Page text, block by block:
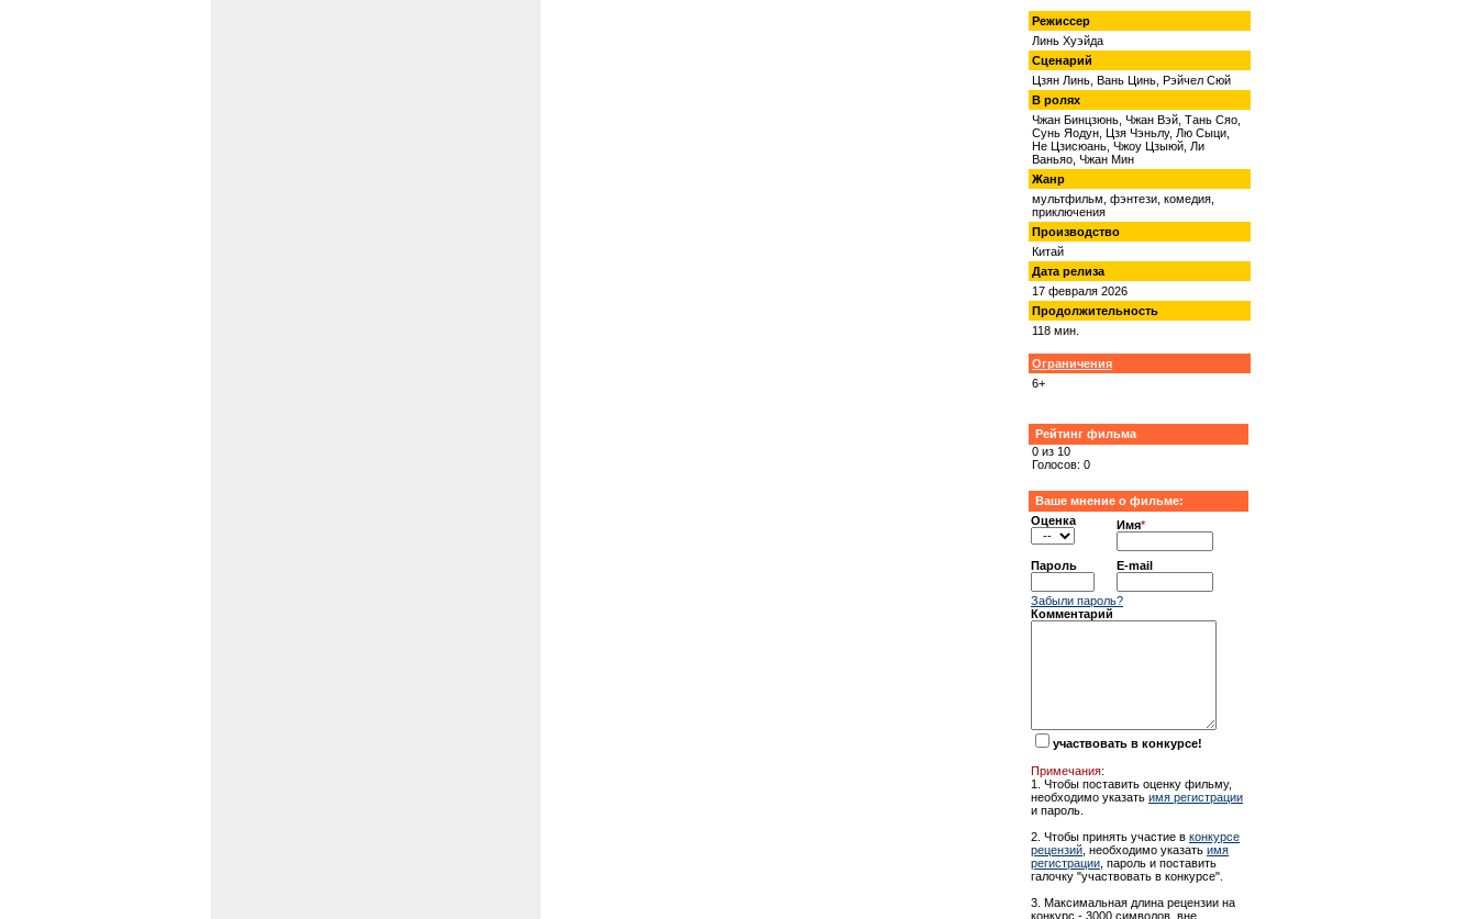
Режиссер
Линь Хуэйда
Сценарий
Цзян Линь, Вань Цинь, Рэйчел Сюй
В ролях
Чжан Бинцзюнь, Чжан Вэй, Тань Сяо,
Сунь Яодун, Цзя Чэньлу, Лю Сыци,
Не Цзисюань, Чжоу Цзыюй, Ли
Ваньяо, Чжан Мин
Жанр
мультфильм, фэнтези, комедия,
приключения
Производство
Китай
Дата релиза
17 февраля 2026
Продолжительность
118 мин.
Ограничения
6+
Рейтинг фильма
0 из 10
Голосов: 0
Ваше мнение о фильме:
Оценка
Имя*
Пароль E-mail
Забыли пароль?
Комментарий
участвовать в конкурсе!
Примечания:
1. Чтобы поставить оценку фильму,
необходимо указать имя регистрации
и пароль.
2. Чтобы принять участие в конкурсе
рецензий , необходимо указать имя
регистрации , пароль и поставить
галочку "участвовать в конкурсе".
3. Максимальная длина рецензии на
конкурс - 3000 символов, вне